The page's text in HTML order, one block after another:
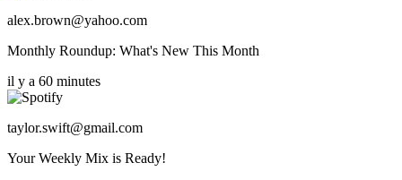
alex.brown@yahoo.com
Monthly Roundup: What's New This Month
il y a 60 minutes
taylor.swift@gmail.com
Your Weekly Mix is Ready!